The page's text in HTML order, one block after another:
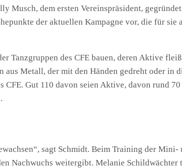
Musch, dem ersten Vereinspräsident,
der aktuellen Kampagne vor, die für sie
Tanzgruppen des CFE bauen, deren Aktive
aus Metall, der mit den Händen gedreht oder
Gut 110 davon seien Aktive, davon rund
sagt Schmidt. Beim Training der
Nachwuchs weitergibt. Melanie